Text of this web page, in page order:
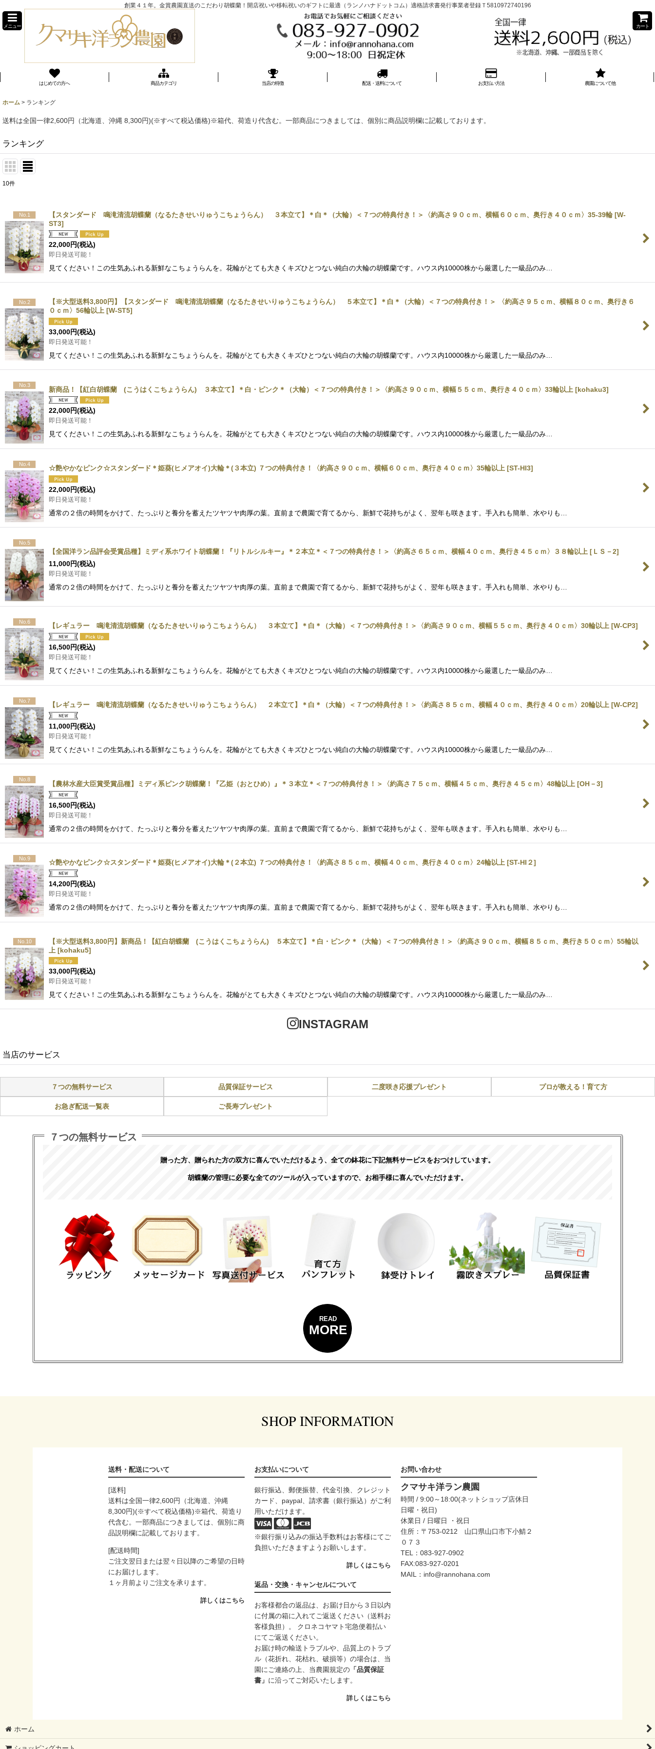
創業４１年。金賞農園直送のこだわり胡蝶蘭！開店祝いや移転祝いのギフトに最適（ランノハナドットコム）適格請求書発行事業者登録Ｔ5810972740196
メニュー カート
はじめての方へ 商品カテゴリ 当店の特徴 配送・送料について お支払い方法 農園について他
ホーム > ランキング
送料は全国一律2,600円（北海道、沖縄 8,300円)(※すべて税込価格)※箱代、荷造り代含む。一部商品につきましては、個別に商品説明欄に記載しております。
ランキング
10件
No.1 【スタンダード 鳴滝清流胡蝶蘭（なるたきせいりゅうこちょうらん） ３本立て】＊白＊（大輪）＜７つの特典付き！＞〈約高さ９０ｃｍ、横幅６０ｃｍ、奥行き４０ｃｍ〉35-39輪 [W-
ST3]
22,000円(税込)
即日発送可能！
見てください！この生気あふれる新鮮なこちょうらんを。花輪がとても大きくキズひとつない純白の大輪の胡蝶蘭です。ハウス内10000株から厳選した一級品のみ…
No.2
【※大型送料3,800円】【スタンダード 鳴滝清流胡蝶蘭（なるたきせいりゅうこちょうらん） ５本立て】＊白＊（大輪）＜７つの特典付き！＞ 〈約高さ９５ｃｍ、横幅８０ｃｍ、奥行き６
０ｃｍ〉56輪以上 [W-ST5]
33,000円(税込)
即日発送可能！
見てください！この生気あふれる新鮮なこちょうらんを。花輪がとても大きくキズひとつない純白の大輪の胡蝶蘭です。ハウス内10000株から厳選した一級品のみ…
No.3
新商品！【紅白胡蝶蘭 (こうはくこちょうらん) ３本立て】＊白・ピンク＊（大輪）＜７つの特典付き！＞〈約高さ９０ｃｍ、横幅５５ｃｍ、奥行き４０ｃｍ〉33輪以上 [kohaku3]
22,000円(税込)
即日発送可能！
見てください！この生気あふれる新鮮なこちょうらんを。花輪がとても大きくキズひとつない純白の大輪の胡蝶蘭です。ハウス内10000株から厳選した一級品のみ…
No.4
☆艶やかなピンク☆スタンダード＊姫葵(ヒメアオイ)大輪＊(３本立) ７つの特典付き！〈約高さ９０ｃｍ、横幅６０ｃｍ、奥行き４０ｃｍ〉35輪以上 [ST-HI3]
22,000円(税込)
即日発送可能！
通常の２倍の時間をかけて、たっぷりと養分を蓄えたツヤツヤ肉厚の葉。直前まで農園で育てるから、新鮮で花持ちがよく、翌年も咲きます。手入れも簡単、水やりも…
No.5
【全国洋ラン品評会受賞品種】ミディ系ホワイト胡蝶蘭！『リトルシルキー』＊２本立＊＜７つの特典付き！＞〈約高さ６５ｃｍ、横幅４０ｃｍ、奥行き４５ｃｍ〉３８輪以上 [ ＬＳ－2]
11,000円(税込)
即日発送可能！
通常の２倍の時間をかけて、たっぷりと養分を蓄えたツヤツヤ肉厚の葉。直前まで農園で育てるから、新鮮で花持ちがよく、翌年も咲きます。手入れも簡単、水やりも…
No.6
【レギュラー 鳴滝清流胡蝶蘭（なるたきせいりゅうこちょうらん） ３本立て】＊白＊（大輪）＜７つの特典付き！＞〈約高さ９０ｃｍ、横幅５５ｃｍ、奥行き４０ｃｍ〉30輪以上 [W-CP3]
16,500円(税込)
即日発送可能！
見てください！この生気あふれる新鮮なこちょうらんを。花輪がとても大きくキズひとつない純白の大輪の胡蝶蘭です。ハウス内10000株から厳選した一級品のみ…
No.7
【レギュラー 鳴滝清流胡蝶蘭（なるたきせいりゅうこちょうらん） ２本立て】＊白＊（大輪）＜７つの特典付き！＞〈約高さ８５ｃｍ、横幅４０ｃｍ、奥行き４０ｃｍ〉20輪以上 [W-CP2]
11,000円(税込)
即日発送可能！
見てください！この生気あふれる新鮮なこちょうらんを。花輪がとても大きくキズひとつない純白の大輪の胡蝶蘭です。ハウス内10000株から厳選した一級品のみ…
No.8
【農林水産大臣賞受賞品種】ミディ系ピンク胡蝶蘭！『乙姫（おとひめ）』＊３本立＊＜７つの特典付き！＞〈約高さ７５ｃｍ、横幅４５ｃｍ、奥行き４５ｃｍ〉48輪以上 [OH－3]
16,500円(税込)
即日発送可能！
通常の２倍の時間をかけて、たっぷりと養分を蓄えたツヤツヤ肉厚の葉。直前まで農園で育てるから、新鮮で花持ちがよく、翌年も咲きます。手入れも簡単、水やりも…
No.9
☆艶やかなピンク☆スタンダード＊姫葵(ヒメアオイ)大輪＊(２本立) ７つの特典付き！〈約高さ８５ｃｍ、横幅４０ｃｍ、奥行き４０ｃｍ〉24輪以上 [ST-HI２]
14,200円(税込)
即日発送可能！
通常の２倍の時間をかけて、たっぷりと養分を蓄えたツヤツヤ肉厚の葉。直前まで農園で育てるから、新鮮で花持ちがよく、翌年も咲きます。手入れも簡単、水やりも…
No.10
【※大型送料3,800円】新商品！【紅白胡蝶蘭 (こうはくこちょうらん) ５本立て】＊白・ピンク＊（大輪）＜７つの特典付き！＞〈約高さ９０ｃｍ、横幅８５ｃｍ、奥行き５０ｃｍ〉55輪以
上 [kohaku5]
33,000円(税込)
即日発送可能！
見てください！この生気あふれる新鮮なこちょうらんを。花輪がとても大きくキズひとつない純白の大輪の胡蝶蘭です。ハウス内10000株から厳選した一級品のみ…
INSTAGRAM
当店のサービス
７つの無料サービス 品質保証サービス 二度咲き応援プレゼント プロが教える！育て方
お急ぎ配送一覧表 ご長寿プレゼント
７つの無料サービス
贈った方、贈られた方の双方に喜んでいただけるよう、全ての鉢花に下記無料サービスをおつけしています。
胡蝶蘭の管理に必要な全てのツールが入っていますので、お相手様に喜んでいただけます。
READ
MORE
SHOP INFORMATION
送料・配送について
[送料]
送料は全国一律2,600円（北海道、沖縄
8,300円)(※すべて税込価格)※箱代、荷造り
代含む。一部商品につきましては、個別に商
品説明欄に記載しております。
[配送時間]
ご注文翌日または翌々日以降のご希望の日時
にお届けします。
１ヶ月前よりご注文を承ります。
詳しくはこちら
お支払いについて
銀行振込、郵便振替、代金引換、クレジット
カード、paypal、請求書（銀行振込）がご利
用いただけます。
※銀行振り込みの振込手数料はお客様にてご
負担いただきますようお願いします。
詳しくはこちら
返品・交換・キャンセルについて
お客様都合の返品は、お届け日から３日以内
に付属の箱に入れてご返送ください（送料お
客様負担）。 クロネコヤマト宅急便着払い
にてご返送ください。
お届け時の輸送トラブルや、品質上のトラブ
ル（花折れ、花枯れ、破損等）の場合は、当
園にご連絡の上、当農園規定の 「品質保証
書」 に沿ってご対応いたします。
詳しくはこちら
お問い合わせ
クマサキ洋ラン農園
時間 / 9:00～18:00(ネットショップ店休日
日曜・祝日)
休業日 / 日曜日 ・祝日
住所：〒753-0212 山口県山口市下小鯖２
０７３
TEL：083-927-0902
FAX:083-927-0201
MAIL：info@rannohana.com
ホーム